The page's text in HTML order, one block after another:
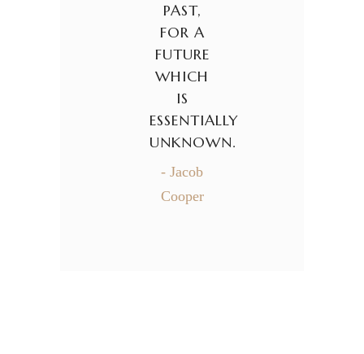
PAST,
FOR A
FUTURE
WHICH
IS
ESSENTIALLY
UNKNOWN.
- Jacob
Cooper